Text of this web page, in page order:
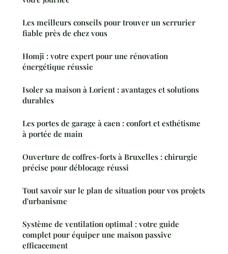
Les meilleurs conseils pour trouver un serrurier
fiable près de chez vous
Homji : votre expert pour une rénovation
énergétique réussie
Isoler sa maison à Lorient : avantages et solutions
durables
Les portes de garage à caen : confort et esthétisme
à portée de main
Ouverture de coffres-forts à Bruxelles : chirurgie
précise pour déblocage réussi
Tout savoir sur le plan de situation pour vos projets
d'urbanisme
Système de ventilation optimal : votre guide
complet pour équiper une maison passive
efficacement